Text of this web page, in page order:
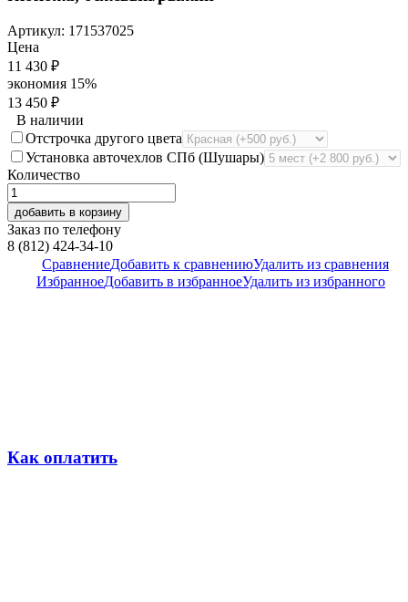
Артикул: 171537025
Цена
11 430 ₽
экономия 15%
13 450 ₽
В наличии
Отстрочка другого цвета
Установка авточехлов СПб (Шушары)
Количество
добавить в корзину
Заказ по телефону
8 (812) 424-34-10
СравнениеДобавить к сравнениюУдалить из сравнения
ИзбранноеДобавить в избранноеУдалить из избранного
Как оплатить